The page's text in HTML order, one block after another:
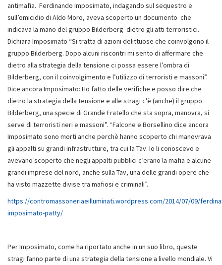
antimafia. Ferdinando Imposimato, indagando sul sequestro e
sull’omicidio di Aldo Moro, aveva scoperto un documento che
indicava la mano del gruppo Bilderberg dietro gli atti terroristici.
Dichiara Imposimato “Si tratta di azioni delittuose che coinvolgono il
gruppo Bilderberg. Dopo alcuni riscontri mi sento di affermare che
dietro alla strategia della tensione ci possa essere l’ombra di
Bilderberg, con il coinvolgimento e l’utilizzo di terroristi e massoni”.
Dice ancora Imposimato: Ho fatto delle verifiche e posso dire che
dietro la strategia della tensione e alle stragi c’è (anche) il gruppo
Bilderberg, una specie di Grande Fratello che sta sopra, manovra, si
serve di terroristi neri e massoni”. “Falcone e Borsellino dice ancora
Imposimato sono morti anche perchè hanno scoperto chi manovrava
gli appalti su grandi infrastrutture, tra cui la Tav. Io li conoscevo e
avevano scoperto che negli appalti pubblici c’erano la mafia e alcune
grandi imprese del nord, anche sulla Tav, una delle grandi opere che
ha visto mazzette divise tra mafiosi e criminali”.
https://contromassoneriaeilluminati.wordpress.com/2014/07/09/
imposimato-patty/
Per Imposimato, come ha riportato anche in un suo libro, queste
stragi fanno parte di una strategia della tensione a livello mondiale. Vi